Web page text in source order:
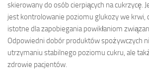
skierowany do osób cierpiących na cukrzycę.
jest kontrolowanie poziomu glukozy we krwi,
istotne dla zapobiegania powikłaniom
Odpowiedni dobór produktów spożywczych
utrzymaniu stabilnego poziomu cukru, ale
zdrowie pacjentów.